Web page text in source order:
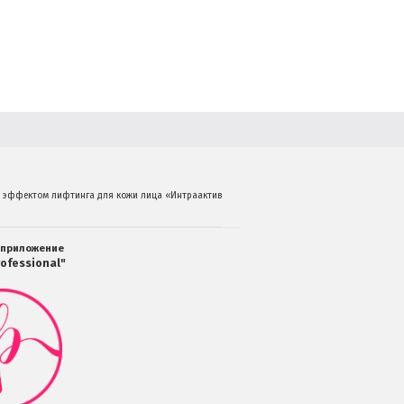
эффектом лифтинга для кожи лица «Интраактивное сияние» 50 мл.
Мобильное
приложение
Салоны
Professional
загрузить
в
Google